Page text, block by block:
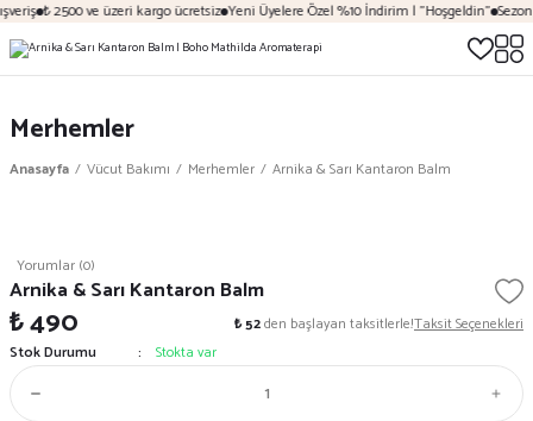
₺ 2500 ve üzeri kargo ücretsiz Yeni Üyelere Özel %10 İndirim | "Hoşgeldin"
Merhemler
Anasayfa Vücut Bakımı Merhemler Arnika & Sarı Kantaron Balm
Yorumlar (0)
Arnika & Sarı Kantaron Balm
₺ 490 ₺ 52den başlayan taksitlerle!Taksit Seçenekleri
Stok Durumu
Stokta var